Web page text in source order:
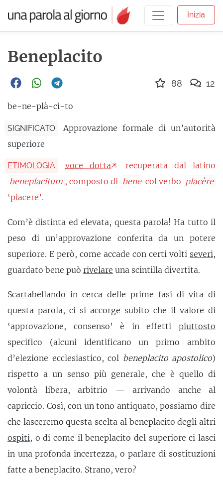
Inizia
Beneplacito
be-ne-plà-ci-to
SIGNIFICATO
Approvazione formale di un’autorità
superiore
ETIMOLOGIA voce dotta
recuperata dal latino
beneplacitum , composto di bene col verbo placère
‘piacere’.
Com’è distinta ed elevata, questa parola! Ha tutto il
peso di un’approvazione conferita da un potere
superiore. E però, come accade con certi volti severi,
guardato bene può rivelare una scintilla divertita.
Scartabellando in cerca delle prime fasi di vita di
questa parola, ci si accorge subito che il valore di
‘approvazione, consenso’ è in effetti piuttosto
specifico (alcuni identificano un primo ambito
d’elezione ecclesiastico, col beneplacito apostolico)
rispetto a un senso più generale, che è quello di
volontà libera, arbitrio — arrivando anche al
capriccio. Così, con un tono antiquato, possiamo dire
che lasceremo questa scelta al beneplacito degli altri
ospiti, o di come il beneplacito del superiore ci lasci
in una profonda incertezza, o parlare di sostituzioni
fatte a beneplacito. Strano, vero?
88 12